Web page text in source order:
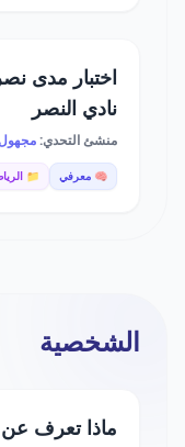
اختبار مدى
نادي النصر
منشئ التحدي:مجهول
🧠 معرفي 📁
الشخصية
ماذا تعرف